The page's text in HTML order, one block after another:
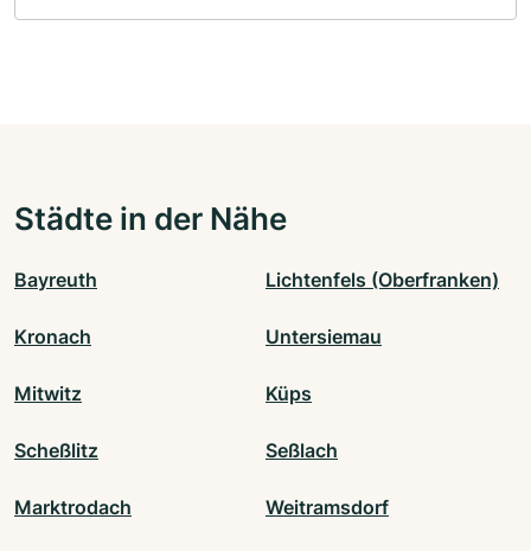
Städte in der Nähe
Bayreuth Lichtenfels (Oberfranken)
Kronach Untersiemau
Mitwitz Küps
Scheßlitz Seßlach
Marktrodach Weitramsdorf